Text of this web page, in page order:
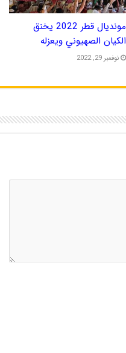
مونديال قطر 2022 يخنق
الكيان الصهيوني ويعزله
نوفمبر 29, 2022